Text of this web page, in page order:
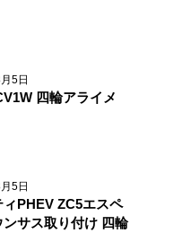
5日
四輪アライメ
5日
ィPHEV ZC5エスペ
ンサス取り付け 四輪